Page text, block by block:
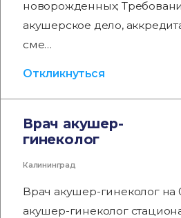
новорожденных;
акушерское дело,
сме…
Откликнуться
Врач акушер-
гинеколог
Калининград
Врач акушер-гинеколог на
акушер-гинеколог